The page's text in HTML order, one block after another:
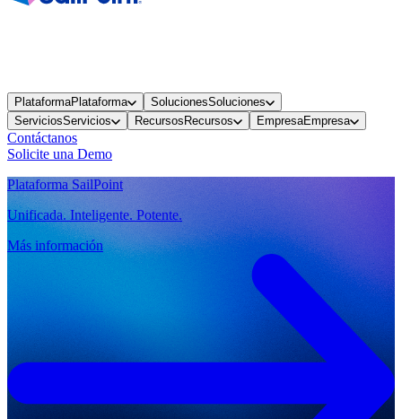
PlataformaPlataforma SolucionesSoluciones
ServiciosServicios Recursos Recursos EmpresaEmpresa
Contáctanos
Solicite una Demo
Plataforma SailPoint
Unificada. Inteligente. Potente.
Más información